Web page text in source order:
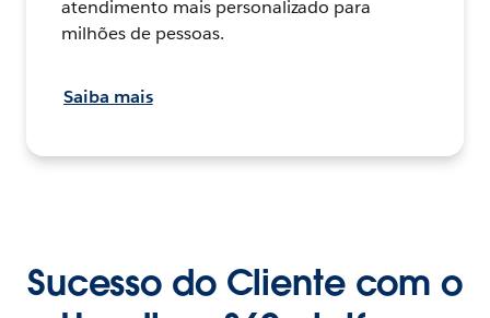
atendimento mais personalizado para
milhões de pessoas.
Saiba mais
Sucesso do Cliente com o